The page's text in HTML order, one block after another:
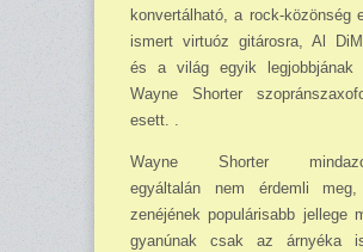
konvertálható, a rock-közönség
ismert virtuóz gitárosra, Al
és a világ egyik legjobbjának
Wayne Shorter
esett. .
Wayne Shorter
egyáltalán nem érdemli
zenéjének populárisabb jellege
gyanúnak csak az árnyéka